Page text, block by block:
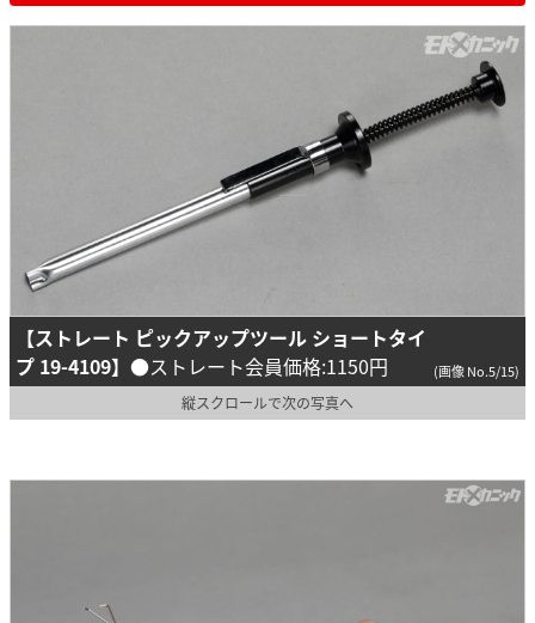
【ストレート ピックアップツール ショートタイ
プ 19-4109】 ●ストレート会員価格:1150円 (画像 No.5/15)
縦スクロールで次の写真へ